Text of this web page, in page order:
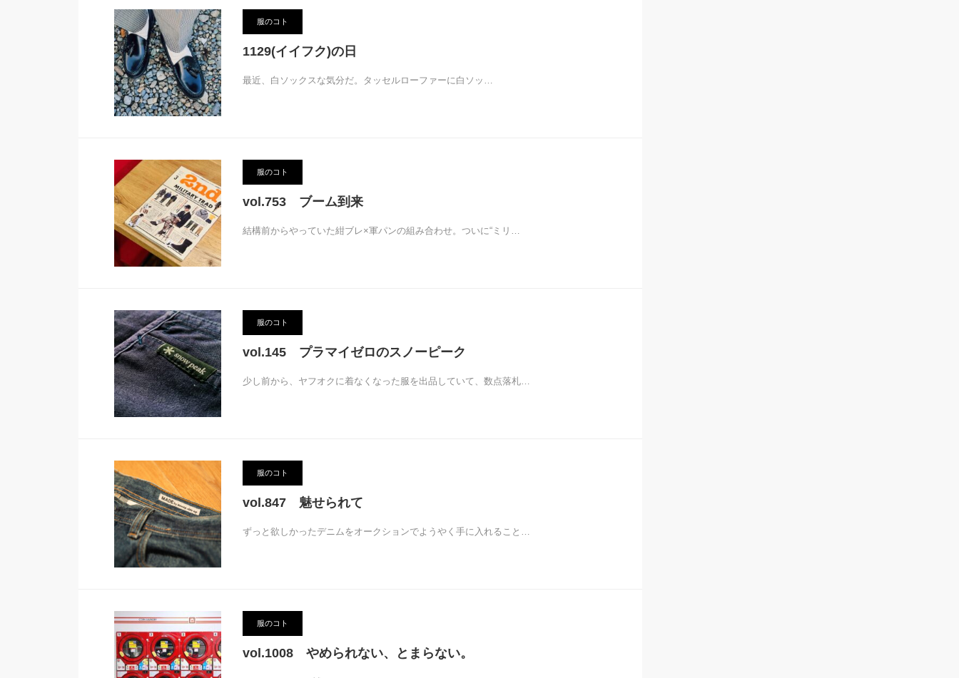
服のコト
1129(イイフク)の日
最近、白ソックスな気分だ。タッセルローファーに白ソッ…
服のコト
vol.753 ブーム到来
結構前からやっていた紺ブレ×軍パンの組み合わせ。ついに“ミリ…
服のコト
vol.145 プラマイゼロのスノーピーク
少し前から、ヤフオクに着なくなった服を出品していて、数点落札…
服のコト
vol.847 魅せられて
ずっと欲しかったデニムをオークションでようやく手に入れること…
服のコト
vol.1008 やめられない、とまらない。